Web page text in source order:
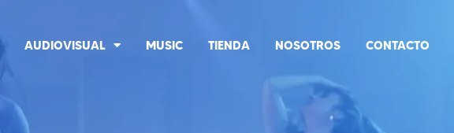
AUDIOVISUAL MUSIC TIENDA NOSOTROS CONTACTO